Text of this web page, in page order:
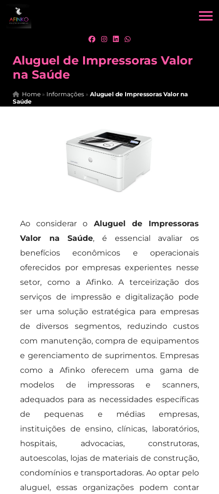
Aluguel de Impressoras Valor
na Saúde
Home » Informações »Aluguel de Impressoras Valor na
Saúde
Ao considerar o Aluguel de Impressoras
Valor na Saúde, é essencial avaliar os
benefícios econômicos e operacionais
oferecidos por empresas experientes nesse
setor, como a Afinko. A terceirização dos
serviços de impressão e digitalização pode
ser uma solução estratégica para empresas
de diversos segmentos, reduzindo custos
com manutenção, compra de equipamentos
e gerenciamento de suprimentos. Empresas
como a Afinko oferecem uma gama de
modelos de impressoras e scanners,
adequados para as necessidades específicas
de pequenas e médias empresas,
instituições de ensino, clínicas, laboratórios,
hospitais, advocacias, construtoras,
autoescolas, lojas de materiais de construção,
condomínios e transportadoras. Ao optar pelo
aluguel, essas organizações podem contar